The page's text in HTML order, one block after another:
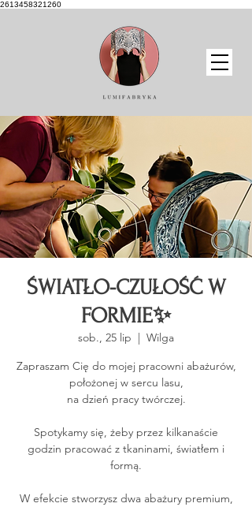
2613458321260
ŚWIATŁO-CZUŁOŚĆ W
FORMIE✨
sob., 25 lip
  |
Wilga
Zapraszam Cię do mojej pracowni abażurów,
położonej w sercu lasu,
na dzień pracy twórczej.
Spotykamy się, żeby przez kilkanaście
godzin pracować z tkaninami, światłem i
formą.
W efekcie stworzysz dwa abażury premium,